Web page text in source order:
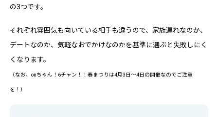
の3つです。
それぞれ雰囲気も向いている相手も違うので、家族連れなのか、
デートなのか、気軽なおでかけなのかを基準に選ぶと失敗しにく
くなります。
（なお、onちゃん！6チャン！！春まつりは4月3日〜4日の開催なのでご注意
を！）